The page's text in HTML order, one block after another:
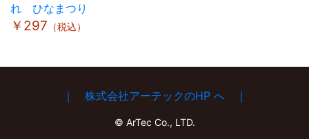
れ ひなまつり
￥297 （税込）
｜ 株式会社アーテックのHP へ ｜
© ArTec Co., LTD.